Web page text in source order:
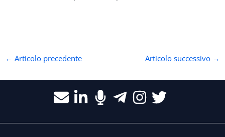
← Articolo precedente Articolo successivo →